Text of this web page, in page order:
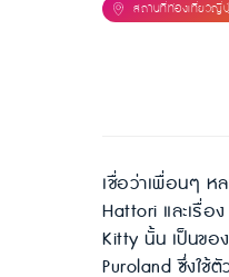
เชื่อว่าเพื่อนๆ ห
Hattori และเรื่
Kitty นั้น เป็นขอ
Puroland ซึ่งใช้